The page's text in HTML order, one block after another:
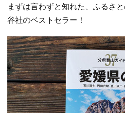
まずは言わずと知れた、ふるさ
谷社のベストセラー！